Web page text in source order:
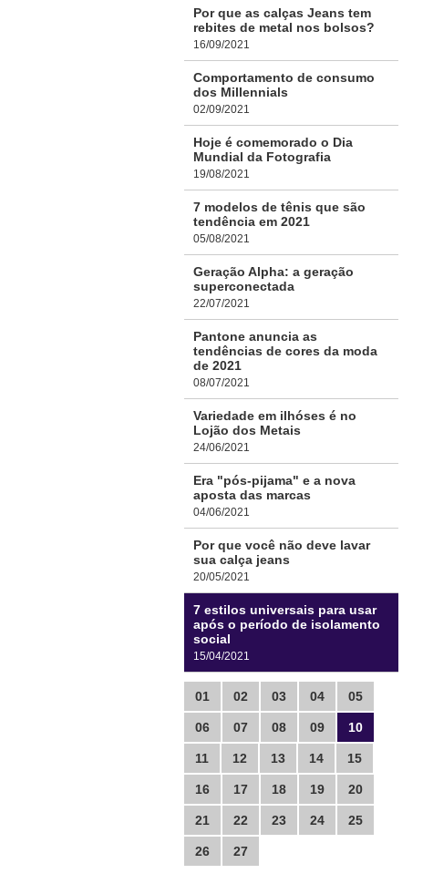
Por que as calças Jeans tem
rebites de metal nos bolsos?
16/09/2021
Comportamento de consumo
dos Millennials
02/09/2021
Hoje é comemorado o Dia
Mundial da Fotografia
19/08/2021
7 modelos de tênis que são
tendência em 2021
05/08/2021
Geração Alpha: a geração
superconectada
22/07/2021
Pantone anuncia as
tendências de cores da moda
de 2021
08/07/2021
Variedade em ilhóses é no
Lojão dos Metais
24/06/2021
Era "pós-pijama" e a nova
aposta das marcas
04/06/2021
Por que você não deve lavar
sua calça jeans
20/05/2021
7 estilos universais para usar
após o período de isolamento
social
15/04/2021
01 02 03 04 05
06 07 08 09 10
11 12 13 14 15
16 17 18 19 20
21 22 23 24 25
26 27